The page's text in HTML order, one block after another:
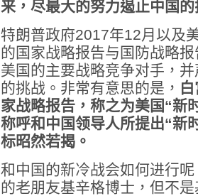
来，尽最大的努力遏止中国
特朗普政府2017年12月以及
的国家战略报告与国防战略
美国的主要战略竞争对手，
的挑战。非常有意思的是，
家战略报告，称之为美国“新
称呼和中国领导人所提出“新
标昭然若揭。
和中国的新冷战会如何进行
的老朋友基辛格博士，但不